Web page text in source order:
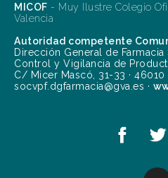
MICOF - Muy Ilustre Colegio
Valencia
Autoridad competente
Dirección General de
Control y Vigilancia de
C/ Micer Mascó, 31-33 · 46010
socvpf.dgfarmacia@gva.es ·